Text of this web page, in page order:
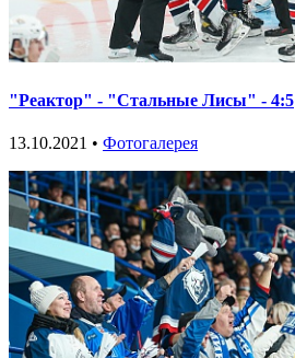
"Реактор" - "Стальные Лисы" - 4:5
13.10.2021 • Фотогалерея